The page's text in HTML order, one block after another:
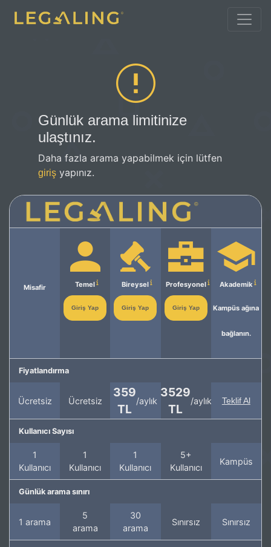
Günlük arama limitinize
ulaştınız.
Daha fazla arama yapabilmek için lütfen
giriş yapınız.
Misafir Temel
Giriş Yap
Bireysel
Giriş Yap
Profesyonel
Giriş Yap
Akademik
Kampüs ağına
bağlanın.
Fiyatlandırma
Ücretsiz Ücretsiz
359
TL
/aylık
3529
TL
/aylık Teklif Al
Kullanıcı Sayısı
1
Kullanıcı
1
Kullanıcı
1
Kullanıcı
5+
Kullanıcı
Kampüs
Günlük arama sınırı
1 arama
5
arama
30
arama
Sınırsız Sınırsız